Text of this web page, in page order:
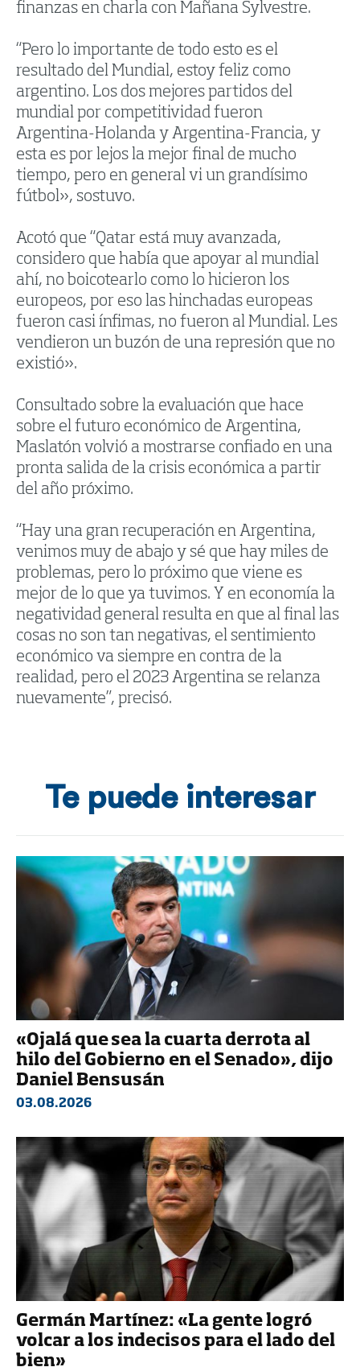
finanzas en charla con Mañana Sylvestre.
“Pero lo importante de todo esto es el
resultado del Mundial, estoy feliz como
argentino. Los dos mejores partidos del
mundial por competitividad fueron
Argentina-Holanda y Argentina-Francia, y
esta es por lejos la mejor final de mucho
tiempo, pero en general vi un grandísimo
fútbol», sostuvo.
Acotó que “Qatar está muy avanzada,
considero que había que apoyar al mundial
ahí, no boicotearlo como lo hicieron los
europeos, por eso las hinchadas europeas
fueron casi ínfimas, no fueron al Mundial. Les
vendieron un buzón de una represión que no
existió».
Consultado sobre la evaluación que hace
sobre el futuro económico de Argentina,
Maslatón volvió a mostrarse confiado en una
pronta salida de la crisis económica a partir
del año próximo.
“Hay una gran recuperación en Argentina,
venimos muy de abajo y sé que hay miles de
problemas, pero lo próximo que viene es
mejor de lo que ya tuvimos. Y en economía la
negatividad general resulta en que al final las
cosas no son tan negativas, el sentimiento
económico va siempre en contra de la
realidad, pero el 2023 Argentina se relanza
nuevamente”, precisó.
Te puede interesar
«Ojalá que sea la cuarta derrota al
hilo del Gobierno en el Senado», dijo
Daniel Bensusán
03.08.2026
Germán Martínez: «La gente logró
volcar a los indecisos para el lado del
bien»